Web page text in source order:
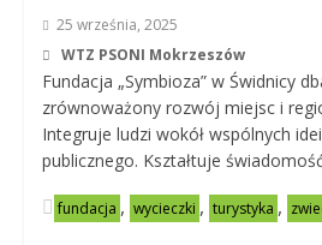
25 września, 2025
WTZ PSONI Mokrzeszów
Fundacja „Symbioza” w Świdnicy
zrównoważony rozwój miejsc i
Integruje ludzi wokół wspólnych
publicznego. Kształtuje
fundacja , wycieczki , turystyka ,